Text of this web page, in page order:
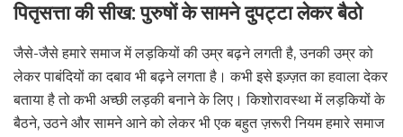
पितृसत्ता की सीख: पुरुषों के सामने दुपट्टा लेकर बैठो
जैसे-जैसे हमारे समाज में लड़कियों की उम्र बढ़ने लगती है, उनकी उम्र को
लेकर पाबंदियों का दबाव भी बढ़ने लगता है। कभी इसे इज़्ज़त का हवाला देकर
बताया है तो कभी अच्छी लड़की बनाने के लिए। किशोरावस्था में लड़कियों के
बैठने, उठने और सामने आने को लेकर भी एक बहुत ज़रूरी नियम हमारे समाज